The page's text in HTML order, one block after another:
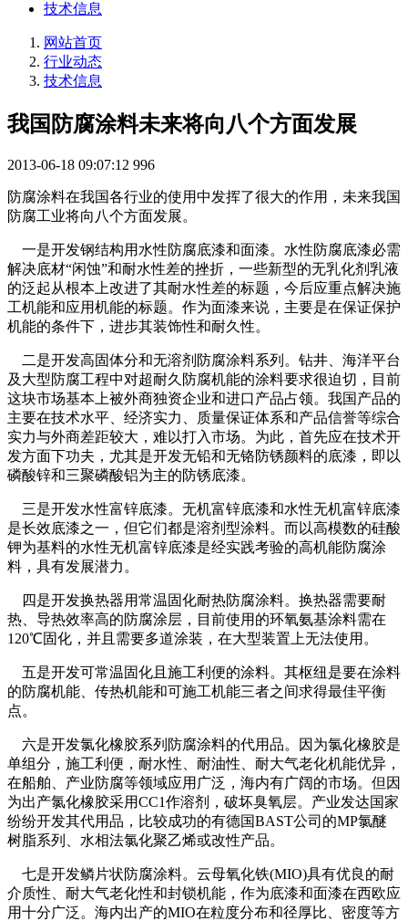
技术信息
网站首页
行业动态
技术信息
我国防腐涂料未来将向八个方面发展
2013-06-18 09:07:12 996
防腐涂料在我国各行业的使用中发挥了很大的作用，未来我国
防腐工业将向八个方面发展。
一是开发钢结构用水性防腐底漆和面漆。水性防腐底漆必需
解决底材“闲蚀”和耐水性差的挫折，一些新型的无乳化剂乳液
的泛起从根本上改进了其耐水性差的标题，今后应重点解决施
工机能和应用机能的标题。作为面漆来说，主要是在保证保护
机能的条件下，进步其装饰性和耐久性。
二是开发高固体分和无溶剂防腐涂料系列。钻井、海洋平台
及大型防腐工程中对超耐久防腐机能的涂料要求很迫切，目前
这块市场基本上被外商独资企业和进口产品占领。我国产品的
主要在技术水平、经济实力、质量保证体系和产品信誉等综合
实力与外商差距较大，难以打入市场。为此，首先应在技术开
发方面下功夫，尤其是开发无铅和无铬防锈颜料的底漆，即以
磷酸锌和三聚磷酸铝为主的防锈底漆。
三是开发水性富锌底漆。无机富锌底漆和水性无机富锌底漆
是长效底漆之一，但它们都是溶剂型涂料。而以高模数的硅酸
钾为基料的水性无机富锌底漆是经实践考验的高机能防腐涂
料，具有发展潜力。
四是开发换热器用常温固化耐热防腐涂料。换热器需要耐
热、导热效率高的防腐涂层，目前使用的环氧氨基涂料需在
120℃固化，并且需要多道涂装，在大型装置上无法使用。
五是开发可常温固化且施工利便的涂料。其枢纽是要在涂料
的防腐机能、传热机能和可施工机能三者之间求得最佳平衡
点。
六是开发氯化橡胶系列防腐涂料的代用品。因为氯化橡胶是
单组分，施工利便，耐水性、耐油性、耐大气老化机能优异，
在船舶、产业防腐等领域应用广泛，海内有广阔的市场。但因
为出产氯化橡胶采用CC1作溶剂，破坏臭氧层。产业发达国家
纷纷开发其代用品，比较成功的有德国BAST公司的MP氯醚
树脂系列、水相法氯化聚乙烯或改性产品。
七是开发鳞片状防腐涂料。云母氧化铁(MIO)具有优良的耐
介质性、耐大气老化性和封锁机能，作为底漆和面漆在西欧应
用十分广泛。海内出产的MIO在粒度分布和径厚比、密度等方